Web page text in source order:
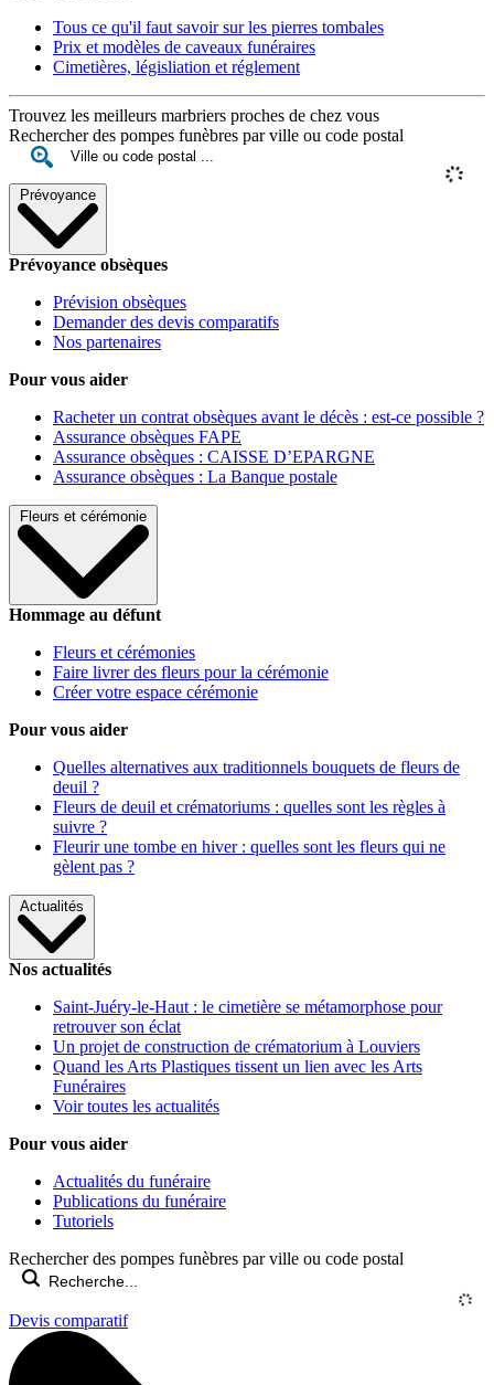
Tous ce qu'il faut savoir sur les pierres tombales
Prix et modèles de caveaux funéraires
Cimetières, législiation et réglement
Trouvez les meilleurs marbriers proches de chez vous
Rechercher des pompes funèbres par ville ou code postal
Prévoyance
Prévoyance obsèques
Prévision obsèques
Demander des devis comparatifs
Nos partenaires
Pour vous aider
Racheter un contrat obsèques avant le décès : est-ce possible ?
Assurance obsèques FAPE
Assurance obsèques : CAISSE D’EPARGNE
Assurance obsèques : La Banque postale
Fleurs et cérémonie
Hommage au défunt
Fleurs et cérémonies
Faire livrer des fleurs pour la cérémonie
Créer votre espace cérémonie
Pour vous aider
Quelles alternatives aux traditionnels bouquets de fleurs de
deuil ?
Fleurs de deuil et crématoriums : quelles sont les règles à
suivre ?
Fleurir une tombe en hiver : quelles sont les fleurs qui ne
gèlent pas ?
Actualités
Nos actualités
Saint-Juéry-le-Haut : le cimetière se métamorphose pour
retrouver son éclat
Un projet de construction de crématorium à Louviers
Quand les Arts Plastiques tissent un lien avec les Arts
Funéraires
Voir toutes les actualités
Pour vous aider
Actualités du funéraire
Publications du funéraire
Tutoriels
Rechercher des pompes funèbres par ville ou code postal
Devis comparatif